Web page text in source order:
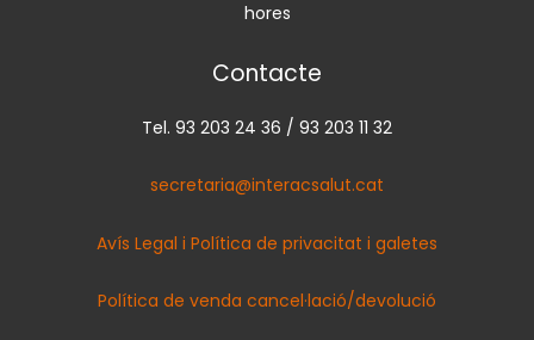
hores
Contacte
Tel. 93 203 24 36 / 93 203 11 32
secretaria@interacsalut.cat
Avís Legal i Política de privacitat i galetes
Política de venda cancel·lació/devolució